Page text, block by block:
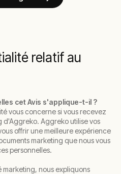
relatif au
cet Avis s'applique-t-il ?
vous concerne si vous recevez
d'Aggreko. Aggreko utilise vos
offrir une meilleure expérience
marketing que nous vous
personnelles.
marketing, nous expliquons